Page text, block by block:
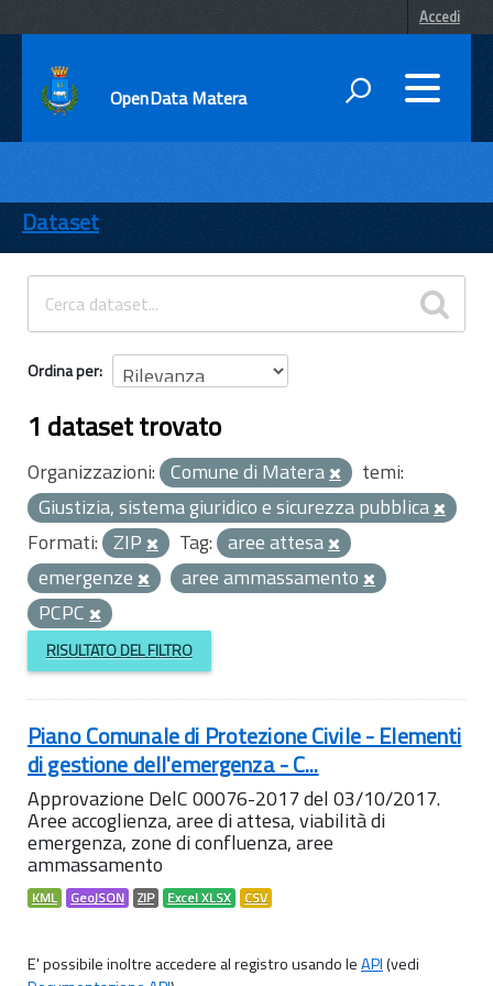
Accedi
OpenData Matera
ENTI
TEMI
INFORMAZIONI
Dataset
Ordina per
1 dataset trovato
Organizzazioni: Comune di Matera
temi:
Giustizia, sistema giuridico e sicurezza pubblica
Formati: ZIP Tag: aree attesa
emergenze
aree ammassamento
PCPC
RISULTATO DEL FILTRO
Piano Comunale di Protezione Civile - Elementi
di gestione dell'emergenza - C...
Approvazione DelC 00076-2017 del 03/10/2017.
Aree accoglienza, aree di attesa, viabilità di
emergenza, zone di confluenza, aree
ammassamento
KML GeoJSON ZIP Excel XLSX CSV
E' possibile inoltre accedere al registro usando leAPI(vedi